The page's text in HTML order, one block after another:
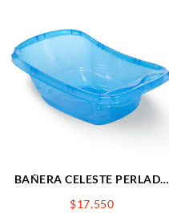
BAÑERA CELESTE PERLADO
$17.550